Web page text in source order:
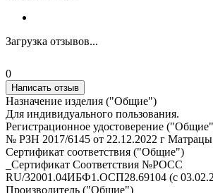
Загрузка отзывов...
0
Написать отзыв
Назначение изделия ("Общие")
Для индивидуального пользования.
Регистрационное удостоверение
№ РЗН 2017/6145 от 22.12.2022 г Матрацы
Сертификат соответствия ("Общие")
_Сертификат Соответствия №РОСС
RU/32001.04ИБФ1.ОСП28.69104 (с
Производитель ("Общие")